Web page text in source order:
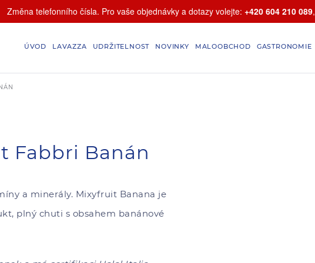
Změna telefonního čísla. Pro vaše objednávky a dotazy volejte: +420 604 210 089,
ÚVOD LAVAZZA UDRŽITELNOST NOVINKY MALOOBCHOD GASTRONOMIE
Fabbri Banán
a minerály. Mixyfruit Banana je
plný chuti s obsahem banánové